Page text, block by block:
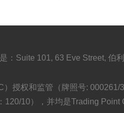
Suite 101, 63 Eve Street, 伯利
授权和监管（牌照号:
10），并均是Trading Point